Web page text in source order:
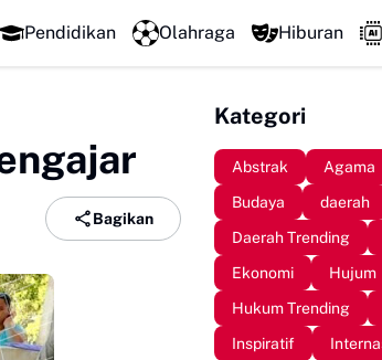
LPM Penalaran UNM Gelar
Pendidikan Olahraga Hiburan
Bagikan
Kategori
Abstrak Agama
Budaya
daerah
Daerah Trending
Ekonomi
Hujum
Hukum Trending
Inspiratif